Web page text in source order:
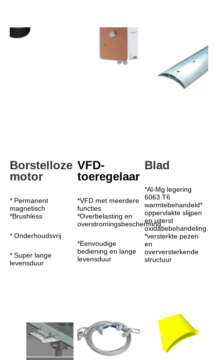
Borstelloze
motor
* Permanent
magnetisch
*Brushless
* Onderhoudsvrij
* Super lange
levensduur
VFD-
toeregelaar
*VFD met meerdere
functies
*Overbelasting en
overstromingsbescherming
*Eenvoudige
bediening en lange
levensduur
Blad
*Al-Mg legering
6063 T6
warmtebehandeld*
oppervlakte slijpen
en uiterst
oxidatiebehandeling.
*versterkte pezen
en
overversterkende
structuur